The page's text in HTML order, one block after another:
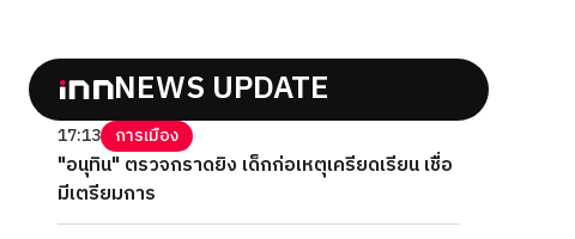
NEWS UPDATE
17:13 การเมือง
"อนุทิน" ตรวจกราดยิง เด็กก่อเหตุเครียดเรียน เชื่อ
มีเตรียมการ